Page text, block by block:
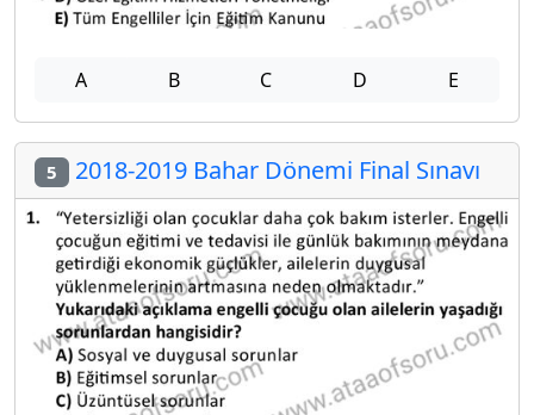
A B C D E
5 2018-2019 Bahar Dönemi Final Sınavı